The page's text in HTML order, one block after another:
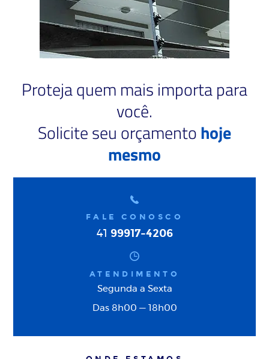
Proteja quem mais importa para
você.
Solicite seu orçamentohoje
mesmo
FALE CONOSCO
ATENDIMENTO